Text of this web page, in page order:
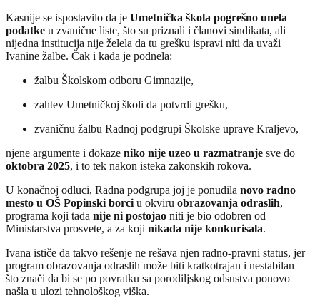
Kasnije se ispostavilo da je Umetnička škola pogrešno unela
podatke u zvanične liste, što su priznali i članovi sindikata, ali
nijedna institucija nije želela da tu grešku ispravi niti da uvaži
Ivanine žalbe. Čak i kada je podnela:
žalbu Školskom odboru Gimnazije,
zahtev Umetničkoj školi da potvrdi grešku,
zvaničnu žalbu Radnoj podgrupi Školske uprave Kraljevo,
njene argumente i dokaze niko nije uzeo u razmatranje sve do
oktobra 2025, i to tek nakon isteka zakonskih rokova.
U konačnoj odluci, Radna podgrupa joj je ponudila novo radno
mesto u OŠ Popinski borci u okviru obrazovanja odraslih,
programa koji tada nije ni postojao niti je bio odobren od
Ministarstva prosvete, a za koji nikada nije konkurisala.
Ivana ističe da takvo rešenje ne rešava njen radno-pravni status, jer
program obrazovanja odraslih može biti kratkotrajan i nestabilan —
što znači da bi se po povratku sa porodiljskog odsustva ponovo
našla u ulozi tehnološkog viška.